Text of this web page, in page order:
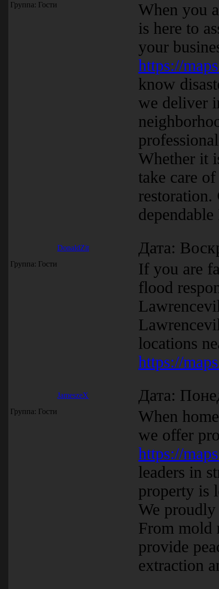
Группа: Гости
When you
is here to
your
https://
know
we deliver
Whether it
take care
DonaldZit Дата:
Группа: Гости
If you are
flood
locations
https://
JameszeX Дата:
Группа: Гости
When
we offer
https://
leaders in
property is
We
From mold
provide
extraction